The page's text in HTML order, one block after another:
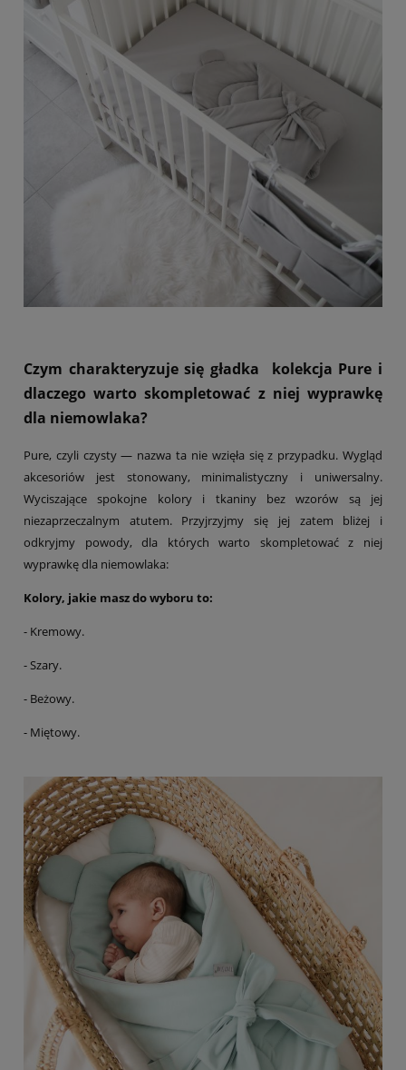
Czym charakteryzuje się gładka kolekcja Pure i
dlaczego warto skompletować z niej wyprawkę
dla niemowlaka?
Pure, czyli czysty — nazwa ta nie wzięła się z przypadku. Wygląd
akcesoriów jest stonowany, minimalistyczny i uniwersalny.
Wyciszające spokojne kolory i tkaniny bez wzorów są jej
niezaprzeczalnym atutem. Przyjrzyjmy się jej zatem bliżej i
odkryjmy powody, dla których warto skompletować z niej
wyprawkę dla niemowlaka:
Kolory, jakie masz do wyboru to:
- Kremowy.
- Szary.
- Beżowy.
- Miętowy.